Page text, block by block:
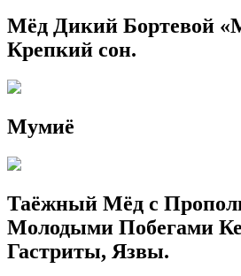
Мёд Дикий Бортевой
Крепкий сон.
Мумиё
Таёжный Мёд с
Молодыми Побегами
Гастриты, Язвы.